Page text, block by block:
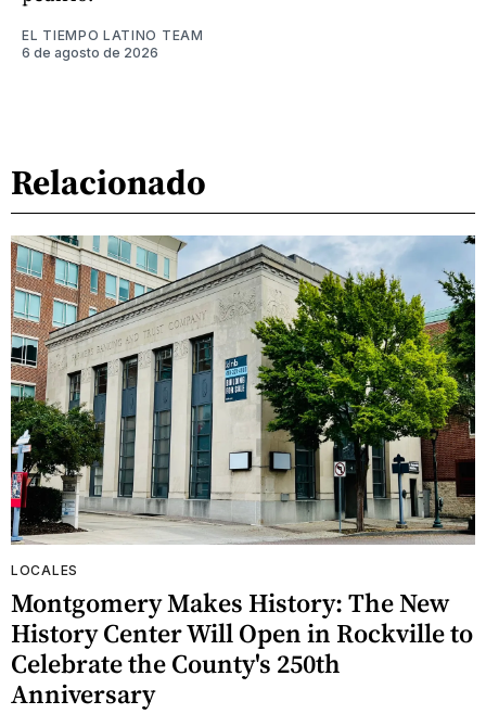
EL TIEMPO LATINO TEAM
6 de agosto de 2026
Relacionado
LOCALES
Montgomery Makes History: The New
History Center Will Open in Rockville to
Celebrate the County's 250th
Anniversary